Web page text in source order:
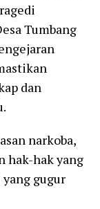
Tumbang
dan
narkoba,
hak-hak yang
gugur